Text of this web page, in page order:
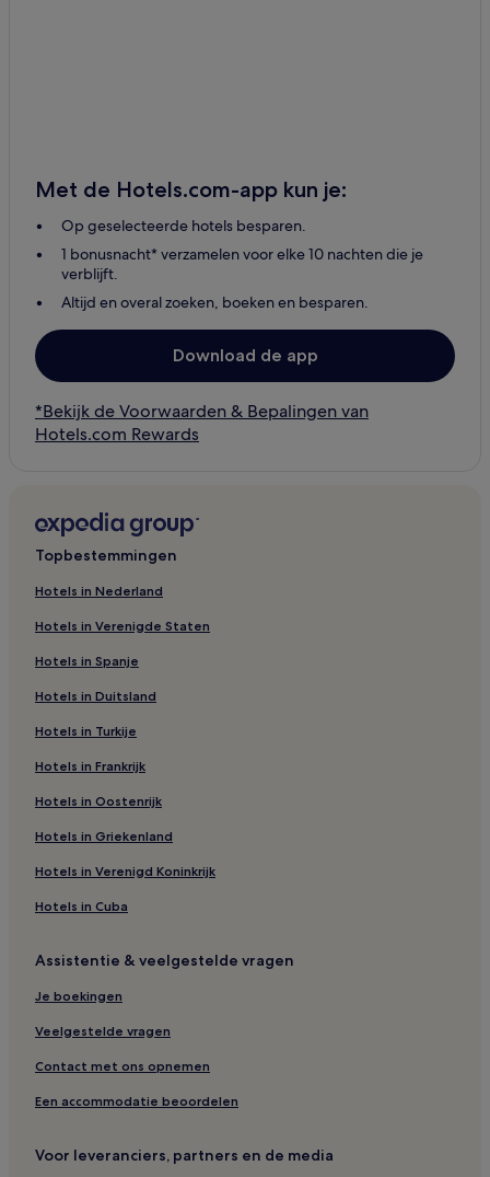
Met de Hotels.com-app kun je:
Op geselecteerde hotels besparen.
1 bonusnacht* verzamelen voor elke 10 nachten die je
verblijft.
Altijd en overal zoeken, boeken en besparen.
Download de app
*Bekijk de Voorwaarden & Bepalingen van
Hotels.com Rewards
Topbestemmingen
Hotels in Nederland
Hotels in Verenigde Staten
Hotels in Spanje
Hotels in Duitsland
Hotels in Turkije
Hotels in Frankrijk
Hotels in Oostenrijk
Hotels in Griekenland
Hotels in Verenigd Koninkrijk
Hotels in Cuba
Assistentie & veelgestelde vragen
Je boekingen
Veelgestelde vragen
Contact met ons opnemen
Een accommodatie beoordelen
Voor leveranciers, partners en de media